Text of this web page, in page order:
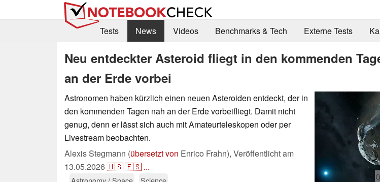
Tests
News Videos Benchmarks & Tech Externe Tests
Neu entdeckter Asteroid fliegt in den kommenden
an der Erde vorbei
Astronomen haben kürzlich einen neuen Asteroiden entdeckt, der in
den kommenden Tagen nah an der Erde vorbeifliegt. Damit nicht
genug, denn er lässt sich auch mit Amateurteleskopen oder per
Livestream beobachten.
Alexis Stegmann (übersetzt von Enrico Frahn), Veröffentlicht am
13.05.2026🇺🇸🇪🇸 ...